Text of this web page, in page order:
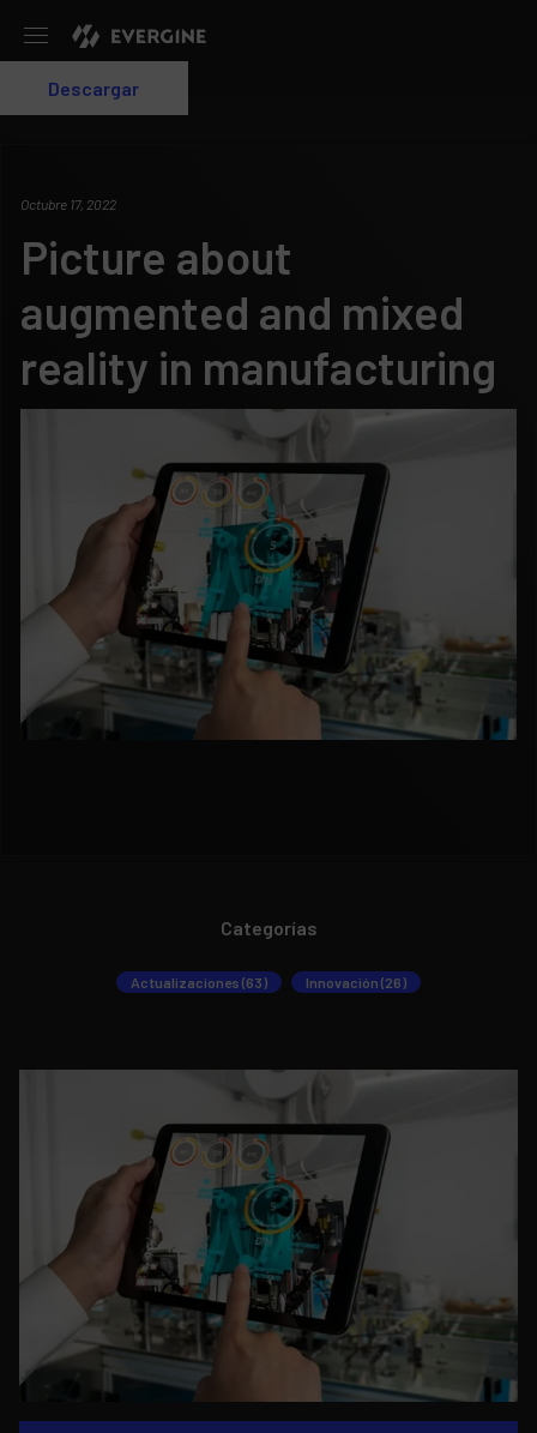
Login
Descargar
Octubre 17, 2022
Picture about
augmented and mixed
reality in manufacturing
Categorías
Actualizaciones (63) Innovación (26)